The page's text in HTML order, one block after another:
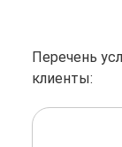
Перечень
клиенты: